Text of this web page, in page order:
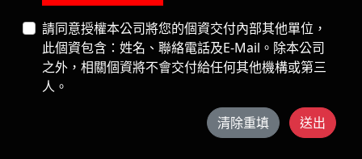
請同意授權本公司將您的個資交付內部其他單位，
此個資包含：姓名、聯絡電話及E-Mail。除本公司
之外，相關個資將不會交付給任何其他機構或第三
人。
清除重填 送出